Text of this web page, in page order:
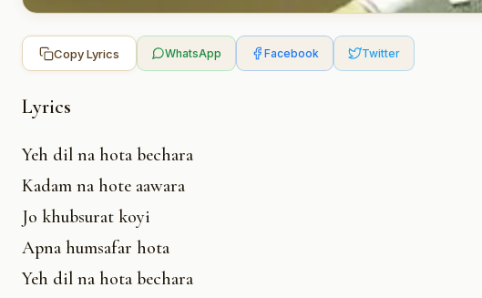
Copy Lyrics WhatsApp Facebook Twitter
Lyrics
Yeh dil na hota bechara
Kadam na hote aawara
Jo khubsurat koyi
Apna humsafar hota
Yeh dil na hota bechara